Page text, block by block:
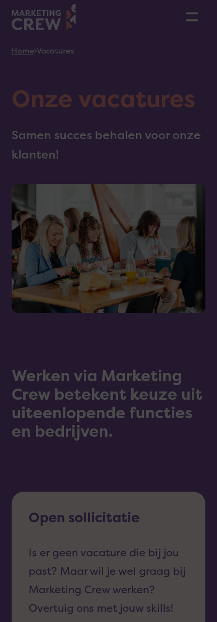
Skiplinks
Home Vacatures
Onze vacatures
Samen succes behalen voor onze
klanten!
Werken via Marketing
Crew betekent keuze uit
uiteenlopende functies
en bedrijven.
Lees
meer
over
Open
sollicitatie
Open sollicitatie
Is er geen vacature die bij jou
past? Maar wil je wel graag bij
Marketing Crew werken?
Overtuig ons met jouw skills!